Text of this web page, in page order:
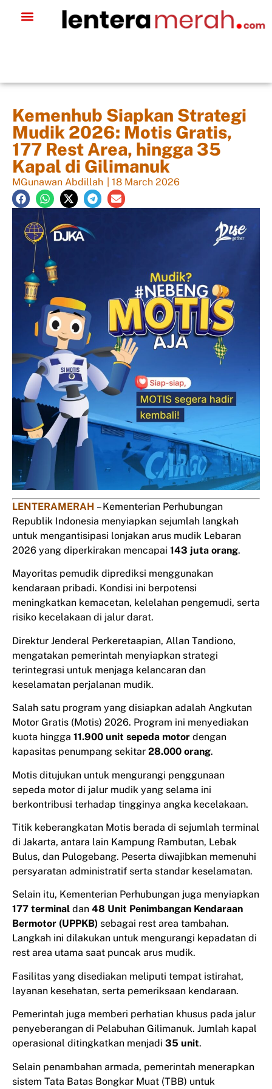
Kemenhub Siapkan Strategi
Mudik 2026: Motis Gratis,
177 Rest Area, hingga 35
Kapal di Gilimanuk
MGunawan Abdillah 18 March 2026
LENTERAMERAH – Kementerian Perhubungan
Republik Indonesia menyiapkan sejumlah langkah
untuk mengantisipasi lonjakan arus mudik Lebaran
2026 yang diperkirakan mencapai 143 juta orang.
Mayoritas pemudik diprediksi menggunakan
kendaraan pribadi. Kondisi ini berpotensi
meningkatkan kemacetan, kelelahan pengemudi, serta
risiko kecelakaan di jalur darat.
Direktur Jenderal Perkeretaapian, Allan Tandiono,
mengatakan pemerintah menyiapkan strategi
terintegrasi untuk menjaga kelancaran dan
keselamatan perjalanan mudik.
Salah satu program yang disiapkan adalah Angkutan
Motor Gratis (Motis) 2026. Program ini menyediakan
kuota hingga 11.900 unit sepeda motor dengan
kapasitas penumpang sekitar 28.000 orang.
Motis ditujukan untuk mengurangi penggunaan
sepeda motor di jalur mudik yang selama ini
berkontribusi terhadap tingginya angka kecelakaan.
Titik keberangkatan Motis berada di sejumlah terminal
di Jakarta, antara lain Kampung Rambutan, Lebak
Bulus, dan Pulogebang. Peserta diwajibkan memenuhi
persyaratan administratif serta standar keselamatan.
Selain itu, Kementerian Perhubungan juga menyiapkan
177 terminal dan 48 Unit Penimbangan Kendaraan
Bermotor (UPPKB) sebagai rest area tambahan.
Langkah ini dilakukan untuk mengurangi kepadatan di
rest area utama saat puncak arus mudik.
Fasilitas yang disediakan meliputi tempat istirahat,
layanan kesehatan, serta pemeriksaan kendaraan.
Pemerintah juga memberi perhatian khusus pada jalur
penyeberangan di Pelabuhan Gilimanuk. Jumlah kapal
operasional ditingkatkan menjadi 35 unit.
Selain penambahan armada, pemerintah menerapkan
sistem Tata Batas Bongkar Muat (TBB) untuk